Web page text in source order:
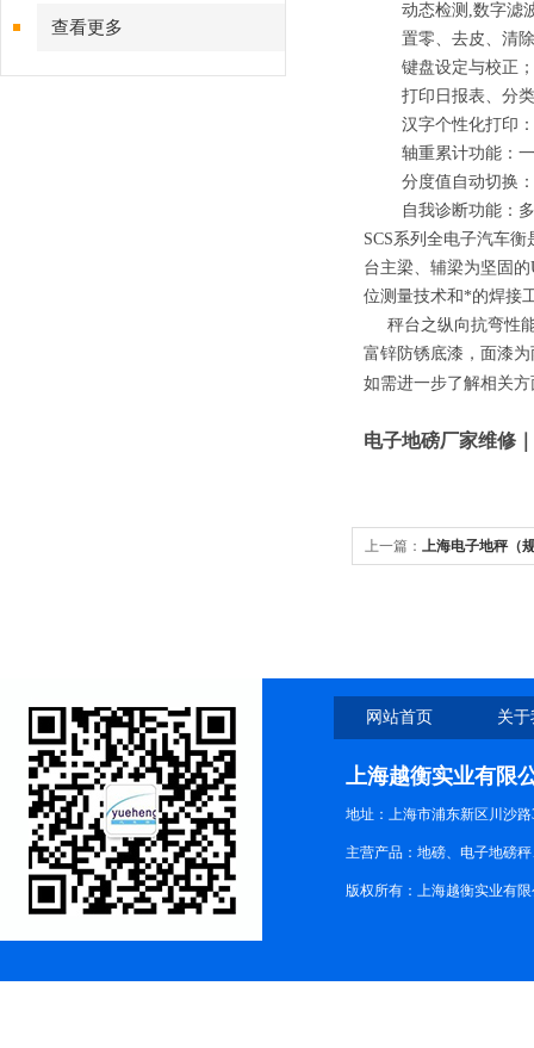
查看更多
动态检测 ,数字滤
置零、去皮、清除
键盘设定与校
打印日报表、分类
汉字个性化打印：
轴重累计功能：一
分度值自动切换：
自我诊断功能：多
SCS系列全电子汽车
台主梁、辅梁为坚固
位测量技术和*的焊接
秤台之纵向抗弯性能
富锌防锈底漆，面漆
如需进一步了解相关
电子地磅厂家维修
上一篇： 上海电子地秤（
网站首页 关
上海越衡实业有限
地址：上海市浦东新区川沙路
主营产品：地磅、电子地磅
版权所有：上海越衡实业有